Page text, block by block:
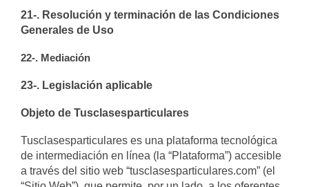
21-. Resolución y terminación de las Condiciones
Generales de Uso
22-. Mediación
23-. Legislación aplicable
Objeto de Tusclasesparticulares
Tusclasesparticulares es una plataforma tecnológica
de intermediación en línea (la “Plataforma”) accesible
a través del sitio web “tusclasesparticulares.com” (el